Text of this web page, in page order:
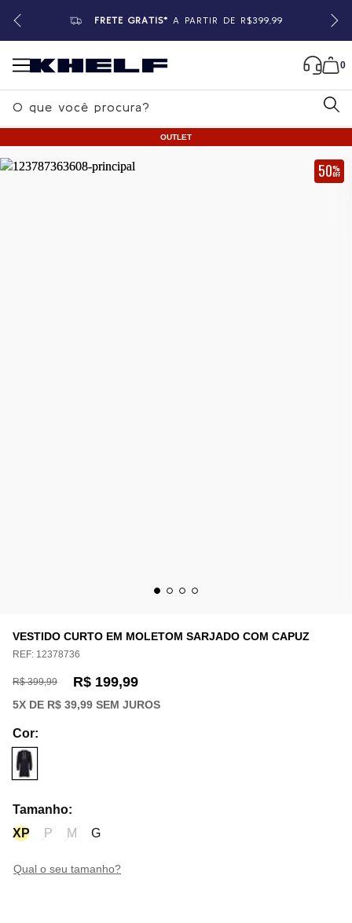
FRETE GRÁTIS* A PARTIR DE R$399,99
0
B
u
s
c
a
OUTLET
50%
OFF
VESTIDO CURTO EM MOLETOM SARJADO COM CAPUZ
REF: 12378736
R$ 399,99 R$ 199,99
5X DE R$ 39,99 SEM JUROS
Cor:
Tamanho:
XP
P M G
qual o seu tamanho?